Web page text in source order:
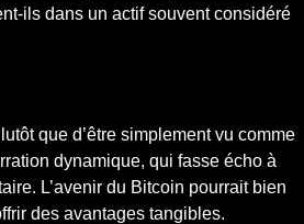
ils dans un actif souvent considéré
que d’être simplement vu comme
dynamique, qui fasse écho à
L’avenir du Bitcoin pourrait bien
des avantages tangibles.